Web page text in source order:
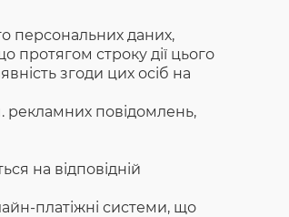
персональних даних,
протягом строку дії цього
згоди цих осіб на
рекламних повідомлень,
на відповідній
платіжні системи, що